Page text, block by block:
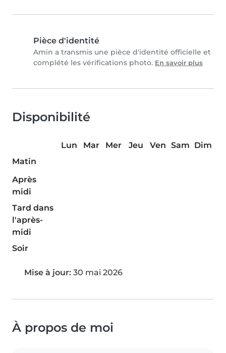
Pièce d'identité
Amin a transmis une pièce d'identité officielle et
complété les vérifications photo. En savoir plus
Disponibilité
Lun Mar Mer Jeu Ven Sam Dim
Matin
Après
midi
Tard dans
l'après-
midi
Soir
Mise à jour: 30 mai 2026
À propos de moi